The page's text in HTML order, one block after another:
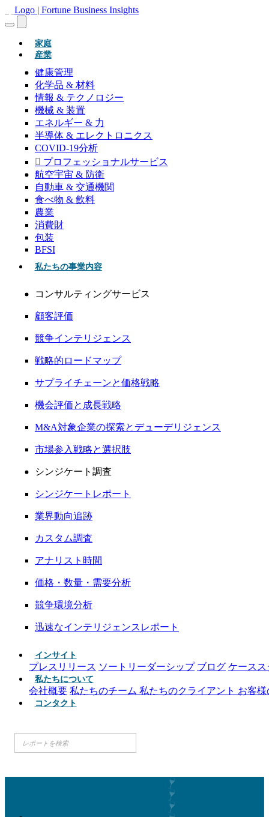
家庭(現在)
産業
健康管理
化学品 & 材料
情報 & テクノロジー
機械 & 装置
エネルギー & 力
半導体 & エレクトロニクス
COVID-19分析
プロフェッショナルサービス
航空宇宙 & 防衛
自動車 & 交通機関
食べ物 & 飲料
農業
消費財
包装
BFSI
私たちの事業内容
コンサルティングサービス
顧客評価
競争インテリジェンス
戦略的ロードマップ
サプライチェーンと価格戦略
機会評価と成長戦略
M&A対象企業の探索とデューデリジェンス
市場参入戦略と選択肢
シンジケート調査
シンジケートレポート
業界動向追跡
カスタム調査
アナリスト時間
価格・数量・需要分析
競争環境分析
迅速なインテリジェンスレポート
インサイト
プレスリリース ソートリーダーシップ ブログ ケースス
私たちについて
会社概要 私たちのチーム 私たちのクライアント お客
コンタクト